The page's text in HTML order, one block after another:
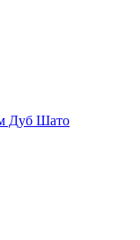
Дуб Шато